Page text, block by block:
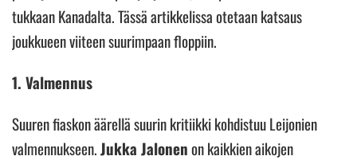
tukkaan Kanadalta. Tässä artikkelissa otetaan katsaus
joukkueen viiteen suurimpaan floppiin.
1. Valmennus
Suuren fiaskon äärellä suurin kritiikki kohdistuu Leijonien
valmennukseen.Jukka Jalonenon kaikkien aikojen